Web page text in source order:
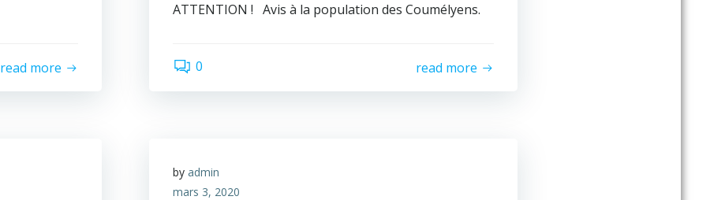
read more
ATTENTION ! Avis à la population des Coumélyens.
0 read more
by admin
mars 3, 2020